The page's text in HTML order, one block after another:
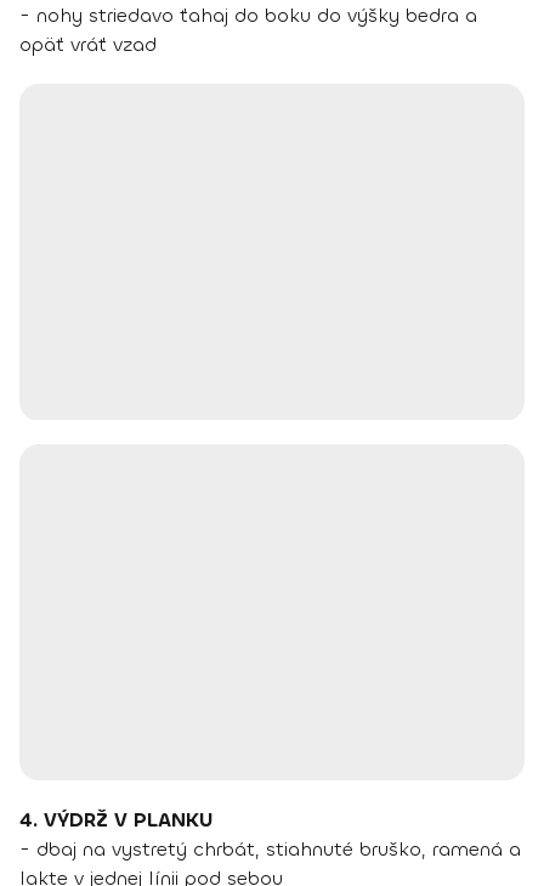
- nohy striedavo ťahaj do boku do výšky bedra a
opäť vráť vzad
4. VÝDRŽ V PLANKU
- dbaj na vystretý chrbát, stiahnuté bruško, ramená a
lakte v jednej línii pod sebou